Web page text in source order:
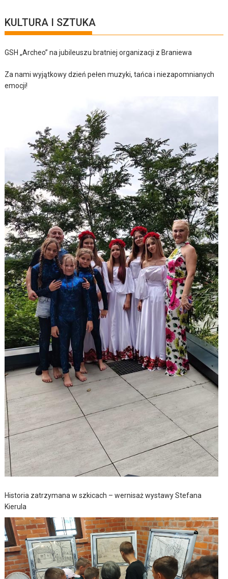
KULTURA I SZTUKA
GSH „Archeo” na jubileuszu bratniej organizacji z Braniewa
Za nami wyjątkowy dzień pełen muzyki, tańca i niezapomnianych
emocji!
Historia zatrzymana w szkicach – wernisaż wystawy Stefana
Kierula